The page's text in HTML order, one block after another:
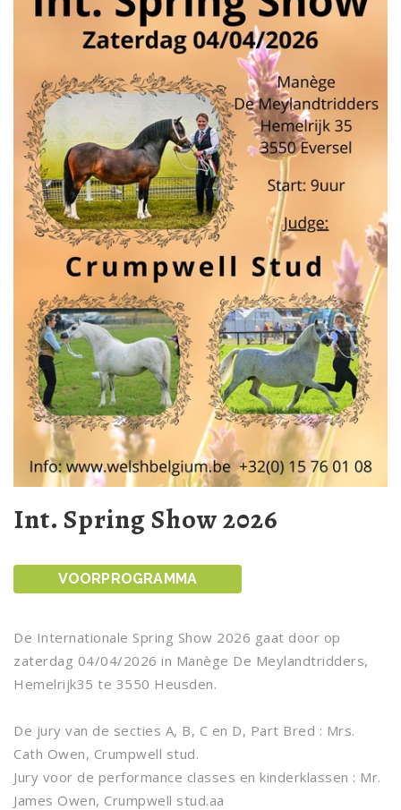
Int. Spring Show 2026
VOORPROGRAMMA
De Internationale Spring Show 2026 gaat door op
zaterdag 04/04/2026 in Manège De Meylandtridders,
Hemelrijk35 te 3550 Heusden.
De jury van de secties A, B, C en D, Part Bred : Mrs.
Cath Owen, Crumpwell stud.
Jury voor de performance classes en kinderklassen : Mr.
James Owen, Crumpwell stud.aa